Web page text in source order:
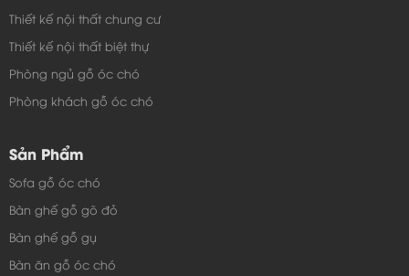
Thiết kế nội thất chung cư
Thiết kế nội thất biệt thự
Phòng ngủ gỗ óc chó
Phòng khách gỗ óc chó
Sản Phẩm
Sofa gỗ óc chó
Bàn ghế gỗ gõ đỏ
Bàn ghế gỗ gụ
Bàn ăn gỗ óc chó